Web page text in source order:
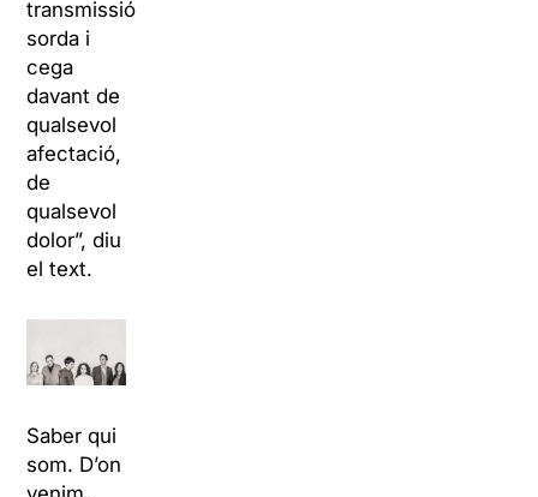
transmissió
sorda i
cega
davant de
qualsevol
afectació,
de
qualsevol
dolor”, diu
el text.
Saber qui
som. D’on